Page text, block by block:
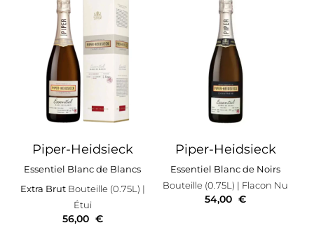
Piper-Heidsieck
Essentiel Blanc de Blancs
Extra Brut Bouteille (0.75L) |
Étui
56,00 €
Piper-Heidsieck
Essentiel Blanc de Noirs
Bouteille (0.75L) | Flacon Nu
54,00 €